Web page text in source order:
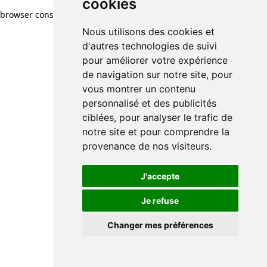
cookies
Nous utilisons des cookies et
d'autres technologies de suivi
pour améliorer votre expérience
de navigation sur notre site, pour
vous montrer un contenu
personnalisé et des publicités
ciblées, pour analyser le trafic de
notre site et pour comprendre la
provenance de nos visiteurs.
J'accepte
Je refuse
Changer mes préférences
browser console for more information)